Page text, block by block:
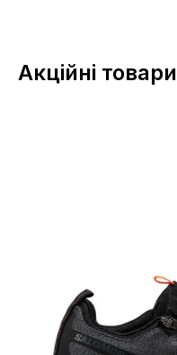
Акційні товари